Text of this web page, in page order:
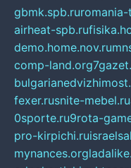
gbmk.spb.ru
airheat-spb.ru
demo.home.nov.ru
comp-land.org
fexer.rusnite-mebel.ru
0sporte.ru9rota-
pro-kirpichi.ru
mynances.org